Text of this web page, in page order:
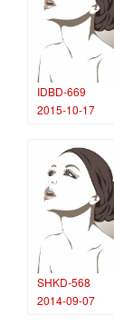
IDBD-669
2015-10-17
SHKD-568
2014-09-07